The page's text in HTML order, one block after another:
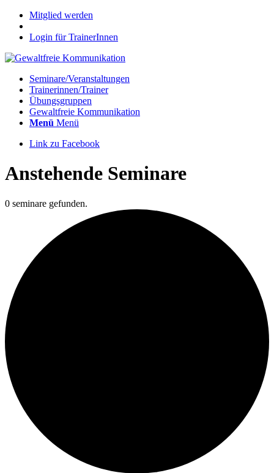
Mitglied werden
Login für TrainerInnen
Seminare/Veranstaltungen
Trainerinnen/Trainer
Übungsgruppen
Gewaltfreie Kommunikation
Menü Menü
Link zu Facebook
Anstehende Seminare
0 seminare gefunden.